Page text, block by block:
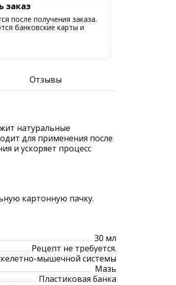
заказ
после получения заказа.
банковские карты и
Отзывы
натуральные
для применения после
и ускоряет процесс
картонную пачку.
30 мл
Рецепт не требуется.
мышечной системы
Мазь
Пластиковая банка